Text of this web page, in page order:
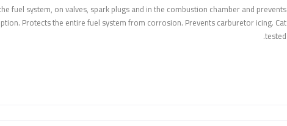
fuel system, on valves, spark plugs and in the combustion chamber and prevents
Protects the entire fuel system from corrosion. Prevents carburetor icing. Cat
tested.